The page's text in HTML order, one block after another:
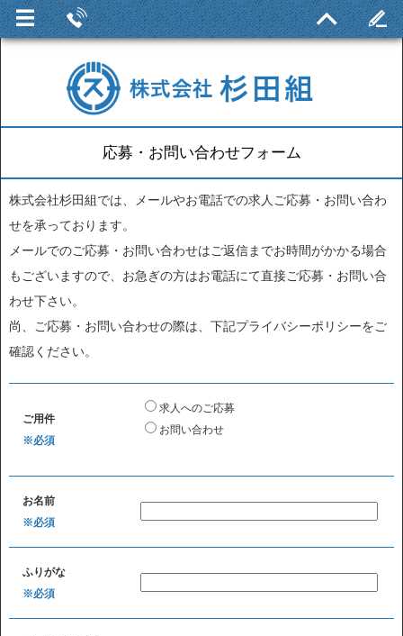
応募・お問い合わせフォーム
株式会社杉田組では、メールやお電話での求人ご応募・お問い合わ
せを承っております。
メールでのご応募・お問い合わせはご返信までお時間がかかる場合
もございますので、お急ぎの方はお電話にて直接ご応募・お問い合
わせ下さい。
尚、ご応募・お問い合わせの際は、下記プライバシーポリシーをご
確認ください。
ご用件
※必須
求人へのご応募
お問い合わせ
お名前
※必須
ふりがな
※必須